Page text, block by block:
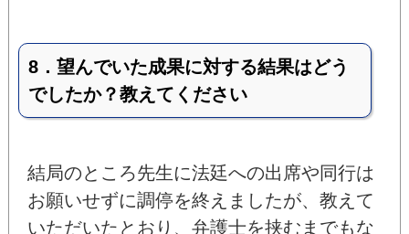
8．望んでいた成果に対する結果はどう
でしたか？教えてください
結局のところ先生に法廷への出席や同行は
お願いせずに調停を終えましたが、教えて
いただいたとおり、弁護士を挟むまでもな